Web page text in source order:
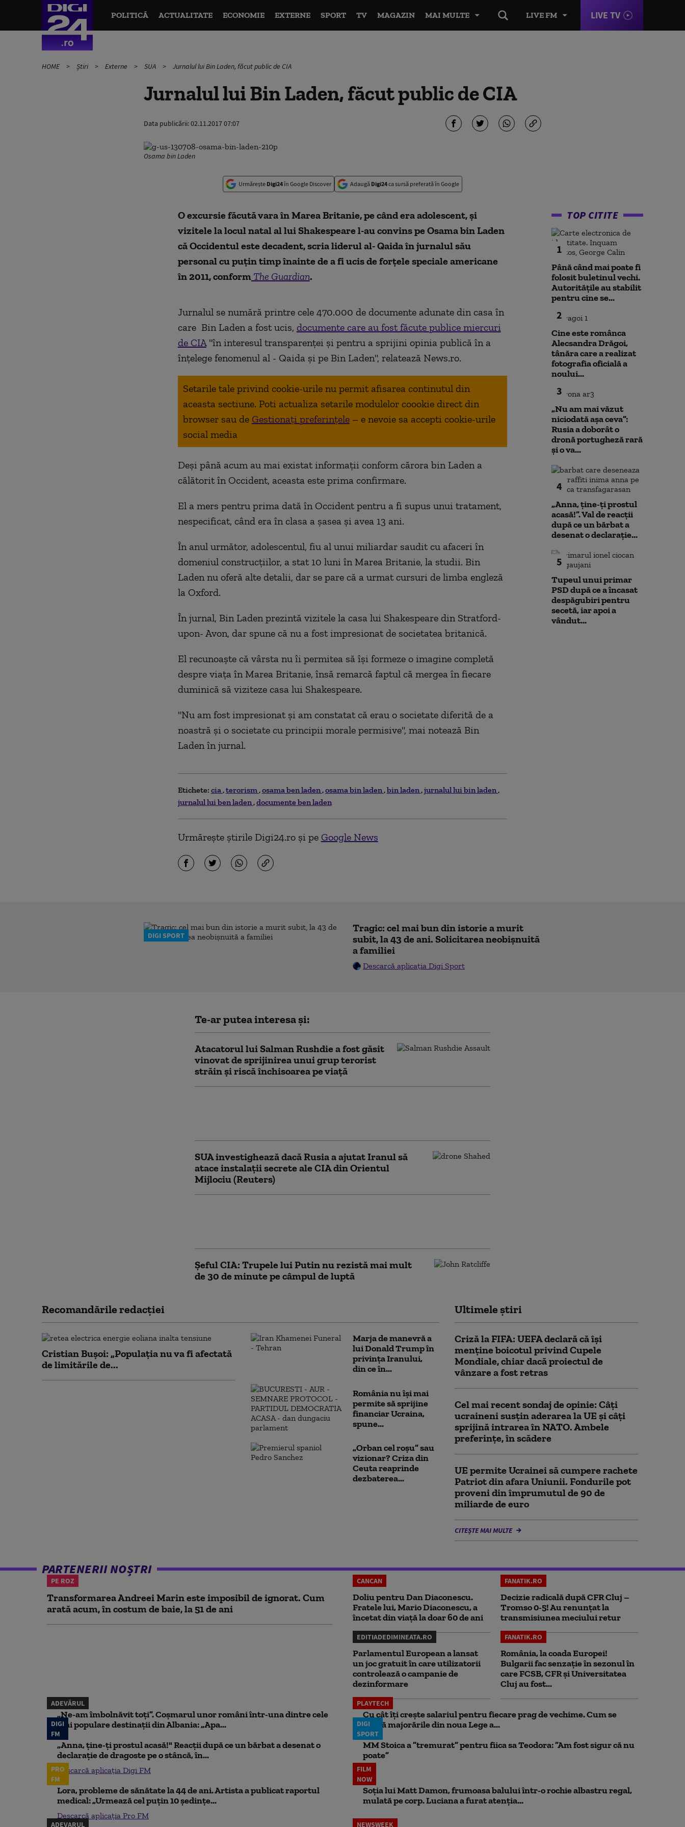
LIVE FM LIVE TV
POLITICĂ ACTUALITATE ECONOMIE EXTERNE SPORT TV MAGAZIN MAI MULTE
HOME Știri Externe SUA Jurnalul lui Bin Laden, făcut public de CIA
Jurnalul lui Bin Laden, făcut public de CIA
Data publicării:02.11.2017 07:07
Osama bin Laden
Urmărește Digi24în Google Discover Adaugă Digi24ca sursă preferată în Google
O excursie făcută vara în Marea Britanie, pe când era adolescent, şi
vizitele la locul natal al lui Shakespeare l-au convins pe Osama bin Laden
că Occidentul este decadent, scria liderul al- Qaida în jurnalul său
personal cu puţin timp înainte de a fi ucis de forţele speciale americane
în 2011, conformThe Guardian.
Jurnalul se numără printre cele 470.000 de documente adunate din casa în
care Bin Laden a fost ucis, documente care au fost făcute publice miercuri
de CIA"în interesul transparenţei şi pentru a sprijini opinia publică în a
înţelege fenomenul al - Qaida şi pe Bin Laden", relatează News.ro.
Setarile tale privind cookie-urile nu permit afisarea continutul din
aceasta sectiune. Poti actualiza setarile modulelor coookie direct din
browser sau de Gestionați preferințele – e nevoie sa accepti cookie-urile
social media
Deşi până acum au mai existat informaţii conform cărora bin Laden a
călătorit în Occident, aceasta este prima confirmare.
El a mers pentru prima dată în Occident pentru a fi supus unui tratament,
nespecificat, când era în clasa a şasea şi avea 13 ani.
În anul următor, adolescentul, fiu al unui miliardar saudit cu afaceri în
domeniul construcţiilor, a stat 10 luni în Marea Britanie, la studii. Bin
Laden nu oferă alte detalii, dar se pare că a urmat cursuri de limba engleză
la Oxford.
În jurnal, Bin Laden prezintă vizitele la casa lui Shakespeare din Stratford-
upon- Avon, dar spune că nu a fost impresionat de societatea britanică.
El recunoaşte că vârsta nu îi permitea să îşi formeze o imagine completă
despre viaţa în Marea Britanie, însă remarcă faptul că mergea în fiecare
duminică să viziteze casa lui Shakespeare.
"Nu am fost impresionat şi am constatat că erau o societate diferită de a
noastră şi o societate cu principii morale permisive", mai notează Bin
Laden în jurnal.
Etichete: cia terorism osama ben laden osama bin laden bin laden jurnalul lui bin laden
jurnalul lui ben laden documente ben laden
Urmărește știrile Digi24.ro și pe Google News
TOP CITITE
1
Până când mai poate fi
folosit buletinul vechi.
Autoritățile au stabilit
pentru cine se...
2
Cine este românca
Alecsandra Drăgoi,
tânăra care a realizat
fotografia oficială a
noului...
3
„Nu am mai văzut
niciodată așa ceva”:
Rusia a doborât o
dronă portugheză rară
și o va...
4
„Anna, ţine-ţi prostul
acasă!”. Val de reacții
după ce un bărbat a
desenat o declarație...
5
Tupeul unui primar
PSD după ce a încasat
despăgubiri pentru
secetă, iar apoi a
vândut...
DIGI SPORT
Tragic: cel mai bun din istorie a murit
subit, la 43 de ani. Solicitarea neobișnuită
a familiei
Descarcă aplicația Digi Sport
Te-ar putea interesa și:
Atacatorul lui Salman Rushdie a fost găsit
vinovat de sprijinirea unui grup terorist
străin și riscă închisoarea pe viață
SUA investighează dacă Rusia a ajutat Iranul să
atace instalații secrete ale CIA din Orientul
Mijlociu (Reuters)
Șeful CIA: Trupele lui Putin nu rezistă mai mult
de 30 de minute pe câmpul de luptă
Recomandările redacţiei
Cristian Bușoi: „Populația nu va fi afectată
de limitările de...
Marja de manevră a
lui Donald Trump în
privința Iranului,
din ce în...
România nu își mai
permite să sprijine
financiar Ucraina,
spune...
„Orban cel roșu” sau
vizionar? Criza din
Ceuta reaprinde
dezbaterea...
Ultimele știri
Criză la FIFA: UEFA declară că îşi
menţine boicotul privind Cupele
Mondiale, chiar dacă proiectul de
vânzare a fost retras
Cel mai recent sondaj de opinie: Câți
ucraineni susțin aderarea la UE și câți
sprijină intrarea în NATO. Ambele
preferințe, în scădere
UE permite Ucrainei să cumpere rachete
Patriot din afara Uniunii. Fondurile pot
proveni din împrumutul de 90 de
miliarde de euro
CITEȘTE MAI MULTE
PARTENERII NOȘTRI
PE ROZ
Transformarea Andreei Marin este imposibil de ignorat. Cum
arată acum, în costum de baie, la 51 de ani
CANCAN
Doliu pentru Dan Diaconescu.
Fratele lui, Mario Diaconescu, a
încetat din viață la doar 60 de ani
FANATIK.RO
Decizie radicală după CFR Cluj –
Tromso 0-5! Au renunțat la
transmisiunea meciului retur
EDITIADEDIMINEATA.RO
Parlamentul European a lansat
un joc gratuit în care utilizatorii
controlează o campanie de
dezinformare
FANATIK.RO
România, la coada Europei!
Bulgarii fac senzație în sezonul în
care FCSB, CFR și Universitatea
Cluj au fost...
ADEVĂRUL
„Ne-am îmbolnăvit toți”. Coșmarul unor români într-una dintre cele
mai populare destinații din Albania: „Apa...
PLAYTECH
Cu cât îți crește salariul pentru fiecare prag de vechime. Cum se
aplică majorările din noua Lege a...
DIGI
FM
„Anna, ţine-ţi prostul acasă!" Reacţii după ce un bărbat a desenat o
declaraţie de dragoste pe o stâncă, în...
Descarcă aplicația Digi FM
DIGI
SPORT
MM Stoica a ”tremurat” pentru fiica sa Teodora: ”Am fost sigur că nu
poate”
PRO
FM
Lora, probleme de sănătate la 44 de ani. Artista a publicat raportul
medical: „Urmează cel puțin 10 ședințe...
Descarcă aplicația Pro FM
FILM
NOW
Soția lui Matt Damon, frumoasa balului într-o rochie albastru regal,
mulată pe corp. Luciana a furat atenția...
ADEVARUL NEWSWEEK